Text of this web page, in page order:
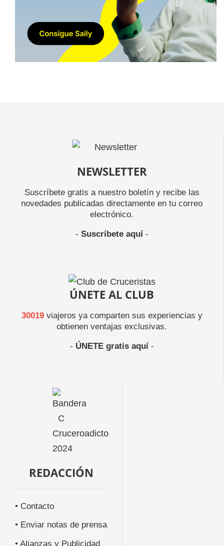
NEWSLETTER
Suscríbete gratis a nuestro boletín y recibe las
novedades publicadas directamente en tu correo
electrónico.
- Suscríbete aquí-
ÚNETE AL CLUB
30019viajeros ya comparten sus experiencias y
obtienen ventajas exclusivas.
- ÚNETE gratis aquí-
REDACCIÓN
• Contacto
• Enviar notas de prensa
• Alianzas y Publicidad